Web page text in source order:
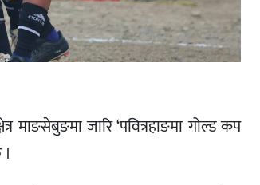
माङसेबुङमा जारि ‘पवित्रहाङमा गोल्ड कप